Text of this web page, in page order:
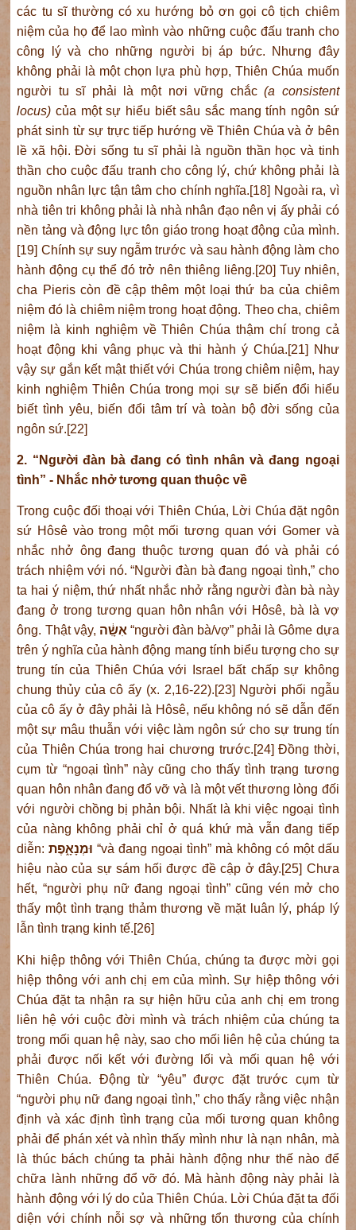
các tu sĩ thường có xu hướng bỏ ơn gọi cô tịch chiêm
niệm của họ để lao mình vào những cuộc đấu tranh cho
công lý và cho những người bị áp bức. Nhưng đây
không phải là một chọn lựa phù hợp, Thiên Chúa muốn
người tu sĩ phải là một nơi vững chắc(a consistent
locus)của một sự hiểu biết sâu sắc mang tính ngôn sứ
phát sinh từ sự trực tiếp hướng về Thiên Chúa và ở bên
lề xã hội. Đời sống tu sĩ phải là nguồn thần học và tinh
thần cho cuộc đấu tranh cho công lý, chứ không phải là
nguồn nhân lực tận tâm cho chính nghĩa.[18] Ngoài ra, vì
nhà tiên tri không phải là nhà nhân đạo nên vị ấy phải có
nền tảng và động lực tôn giáo trong hoạt động của mình.
[19] Chính sự suy ngẫm trước và sau hành động làm cho
hành động cụ thể đó trở nên thiêng liêng.[20] Tuy nhiên,
cha Pieris còn đề cập thêm một loại thứ ba của chiêm
niệm đó là chiêm niệm trong hoạt động. Theo cha, chiêm
niệm là kinh nghiệm về Thiên Chúa thậm chí trong cả
hoạt động khi vâng phục và thi hành ý Chúa.[21] Như
vậy sự gắn kết mật thiết với Chúa trong chiêm niệm, hay
kinh nghiệm Thiên Chúa trong mọi sự sẽ biến đổi hiểu
biết tình yêu, biến đổi tâm trí và toàn bộ đời sống của
ngôn sứ.[22]
2. “Người đàn bà đang có tình nhân và đang ngoại
tình” - Nhắc nhở tương quan thuộc về
Trong cuộc đối thoại với Thiên Chúa, Lời Chúa đặt ngôn
sứ Hôsê vào trong một mối tương quan với Gomer và
nhắc nhở ông đang thuộc tương quan đó và phải có
trách nhiệm với nó. “Người đàn bà đang ngoại tình,” cho
ta hai ý niệm, thứ nhất nhắc nhở rằng người đàn bà này
đang ở trong tương quan hôn nhân với Hôsê, bà là vợ
ông. Thật vậy,
“người đàn bà/vợ” phải là Gôme dựa
trên ý nghĩa của hành động mang tính biểu tượng cho sự
trung tín của Thiên Chúa với Israel bất chấp sự không
chung thủy của cô ấy (x. 2,16-22).[23] Người phối ngẫu
của cô ấy ở đây phải là Hôsê, nếu không nó sẽ dẫn đến
một sự mâu thuẫn với việc làm ngôn sứ cho sự trung tín
của Thiên Chúa trong hai chương trước.[24] Đồng thời,
cụm từ “ngoại tình” này cũng cho thấy tình trạng tương
quan hôn nhân đang đổ vỡ và là một vết thương lòng đối
với người chồng bị phản bội. Nhất là khi việc ngoại tình
của nàng không phải chỉ ở quá khứ mà vẫn đang tiếp
diễn:וּמְנָאָ֑פֶת “và đang ngoại tình” mà không có một dấu
hiệu nào của sự sám hối được đề cập ở đây.[25] Chưa
hết, “người phụ nữ đang ngoại tình” cũng vén mở cho
thấy một tình trạng thảm thương về mặt luân lý, pháp lý
lẫn tình trạng kinh tế.[26]
Khi hiệp thông với Thiên Chúa, chúng ta được mời gọi
hiệp thông với anh chị em của mình. Sự hiệp thông với
Chúa đặt ta nhận ra sự hiện hữu của anh chị em trong
liên hệ với cuộc đời mình và trách nhiệm của chúng ta
trong mối quan hệ này, sao cho mối liên hệ của chúng ta
phải được nối kết với đường lối và mối quan hệ với
Thiên Chúa. Động từ “yêu” được đặt trước cụm từ
“người phụ nữ đang ngoại tình,” cho thấy rằng việc nhận
định và xác định tình trạng của mối tương quan không
phải để phán xét và nhìn thấy mình như là nạn nhân, mà
là thúc bách chúng ta phải hành động như thế nào để
chữa lành những đổ vỡ đó. Mà hành động này phải là
hành động với lý do của Thiên Chúa. Lời Chúa đặt ta đối
diện với chính nỗi sợ và những tổn thương của chính